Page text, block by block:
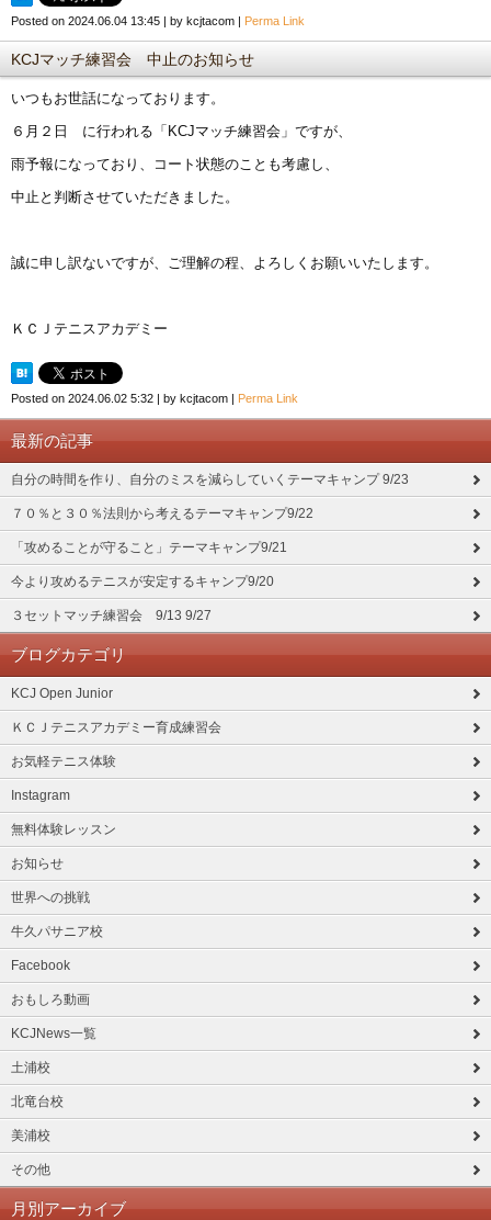
Posted on 2024.06.04 13:45 by kcjtacom Perma Link
KCJマッチ練習会 中止のお知らせ
いつもお世話になっております。
６月２日 に行われる「KCJマッチ練習会」ですが、
雨予報になっており、コート状態のことも考慮し、
中止と判断させていただきました。
誠に申し訳ないですが、ご理解の程、よろしくお願いいたします。
ＫＣＪテニスアカデミー
Posted on 2024.06.02 5:32 by kcjtacom Perma Link
最新の記事
自分の時間を作り、自分のミスを減らしていくテーマキャンプ 9/23
７０％と３０％法則から考えるテーマキャンプ9/22
「攻めることが守ること」テーマキャンプ9/21
今より攻めるテニスが安定するキャンプ9/20
３セットマッチ練習会 9/13 9/27
ブログカテゴリ
KCJ Open Junior
ＫＣＪテニスアカデミー育成練習会
お気軽テニス体験
Instagram
無料体験レッスン
お知らせ
世界への挑戦
牛久パサニア校
Facebook
おもしろ動画
KCJNews一覧
土浦校
北竜台校
美浦校
その他
月別アーカイブ